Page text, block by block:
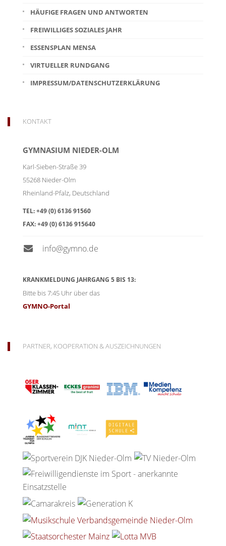
HÄUFIGE FRAGEN UND ANTWORTEN
FREIWILLIGES SOZIALES JAHR
ESSENSPLAN MENSA
VIRTUELLER RUNDGANG
IMPRESSUM/DATENSCHUTZERKLÄRUNG
KONTAKT
GYMNASIUM NIEDER-OLM
Karl-Sieben-Straße 39
55268 Nieder-Olm
Rheinland-Pfalz, Deutschland
TEL:+49 (0) 6136 91560
FAX:+49 (0) 6136 915640
info@gymno.de
KRANKMELDUNG JAHRGANG 5 BIS 13:
Bitte bis 7:45 Uhr über das
GYMNO-Portal
PARTNER, KOOPERATION & AUSZEICHNUNGEN